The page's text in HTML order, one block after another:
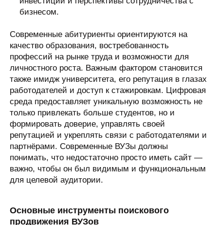
бизнесом.
Современные абитуриенты ориентируются на
качество образования, востребованность
профессий на рынке труда и возможности для
личностного роста. Важным фактором становится
также имидж университета, его репутация в глазах
работодателей и доступ к стажировкам. Цифровая
среда предоставляет уникальную возможность не
только привлекать больше студентов, но и
формировать доверие, управлять своей
репутацией и укреплять связи с работодателями и
партнёрами. Современные ВУЗы должны
понимать, что недостаточно просто иметь сайт —
важно, чтобы он был видимым и функциональным
для целевой аудитории.
Основные инструменты поискового
продвижения ВУЗов